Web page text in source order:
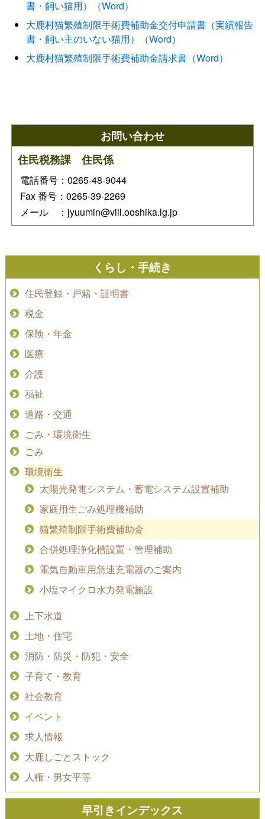
書・飼い猫用）（Word）
大鹿村猫繁殖制限手術費補助金交付申請書（実績報告
書・飼い主のいない猫用）（Word）
大鹿村猫繁殖制限手術費補助金請求書（Word）
お問い合わせ
住民税務課 住民係
電話番号：0265-48-9044
Fax 番号：0265-39-2269
メール ：jyuumin@vill.ooshika.lg.jp
くらし・手続き
住民登録・戸籍・証明書
税金
保険・年金
医療
介護
福祉
道路・交通
ごみ・環境衛生
ごみ
環境衛生
太陽光発電システム・蓄電システム設置補助
家庭用生ごみ処理機補助
猫繁殖制限手術費補助金
合併処理浄化槽設置・管理補助
電気自動車用急速充電器のご案内
小塩マイクロ水力発電施設
上下水道
土地・住宅
消防・防災・防犯・安全
子育て・教育
社会教育
イベント
求人情報
大鹿しごとストック
人権・男女平等
早引きインデックス